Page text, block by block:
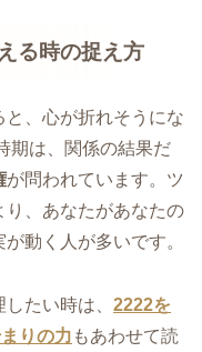
る時の捉え方
、心が折れそうにな
期は、関係の結果だ
が問われています。ツ
、あなたがあなたの
動く人が多いです。
たい時は、 2222を
りの力 もあわせて読